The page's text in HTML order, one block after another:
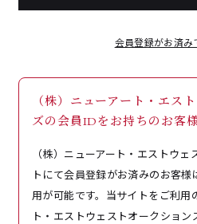
会員登録がお済み
（株）ニューアート・エス
ズの会員IDをお持ちのお客
（株）ニューアート・エストウ
トにて会員登録がお済みのお客
用が可能です。当サイトをご利用
ト・エストウェストオークショ